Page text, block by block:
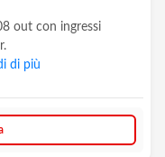
out con ingressi
di più